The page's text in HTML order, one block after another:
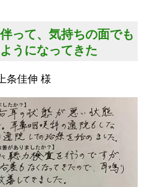
って、気持ちの面でも
うになってきた
条佳伸 様